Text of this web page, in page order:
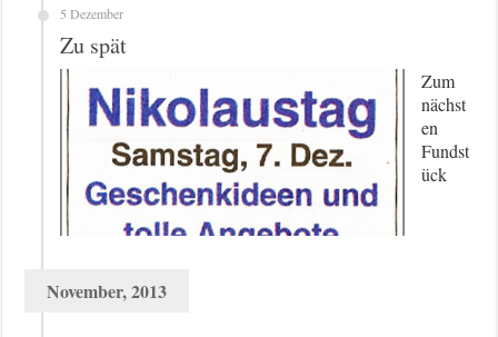
5 Dezember
Zu spät
Zum
nächst
en
Fundst
ück
November, 2013